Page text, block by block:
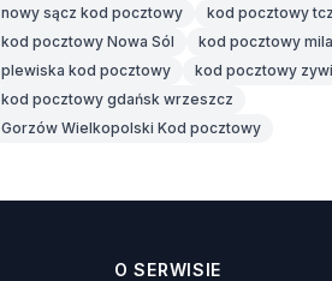
nowy sącz kod pocztowy
kod pocztowy
kod pocztowy Nowa Sól
kod pocztowy
plewiska kod pocztowy
kod pocztowy
kod pocztowy gdańsk wrzeszcz
Gorzów Wielkopolski Kod pocztowy
O SERWISIE